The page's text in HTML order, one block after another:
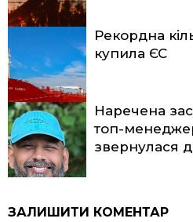
Рекордна
купила ЄС
Наречена
топ-
звернулася
ЗАЛИШИТИ КОМЕНТАР